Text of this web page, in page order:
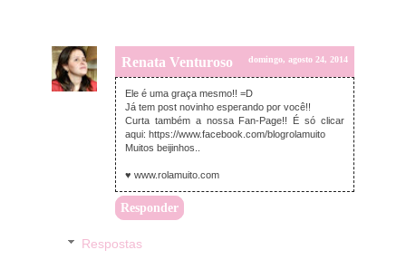
Renata Venturoso domingo, agosto 24, 2014
Ele é uma graça mesmo!! =D
Já tem post novinho esperando por você!!
Curta também a nossa Fan-Page!! É só clicar
aqui: https://www.facebook.com/blogrolamuito
Muitos beijinhos..
♥ www.rolamuito.com
Responder
Respostas